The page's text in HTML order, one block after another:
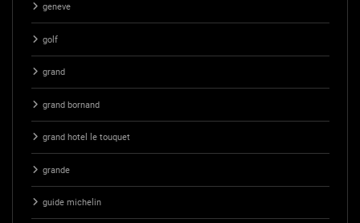
geneve
golf
grand
grand bornand
grand hotel le touquet
grande
guide michelin